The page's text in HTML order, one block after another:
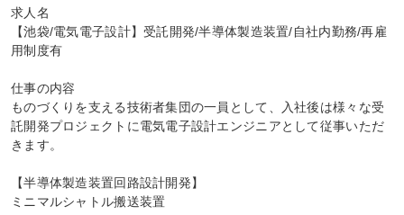
求人名
【池袋/電気電子設計】受託開発/半導体製造装置/自社内勤務/再雇
用制度有
仕事の内容
ものづくりを支える技術者集団の一員として、入社後は様々な受
託開発プロジェクトに電気電子設計エンジニアとして従事いただ
きます。
【半導体製造装置回路設計開発】
ミニマルシャトル搬送装置